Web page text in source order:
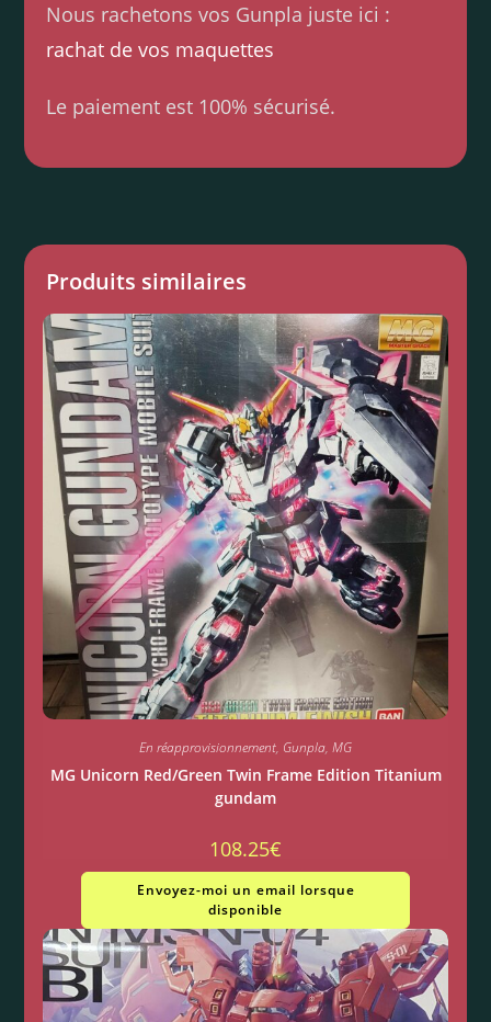
Nous rachetons vos Gunpla juste ici :
rachat de vos maquettes
Le paiement est 100% sécurisé.
Produits similaires
En réapprovisionnement, Gunpla, MG
MG Unicorn Red/Green Twin Frame Edition Titanium
gundam
108.25€
Envoyez-moi un email lorsque
disponible